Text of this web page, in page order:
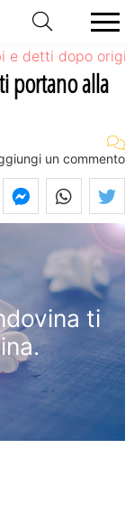
e detti dopo
portano alla
un commento
ti